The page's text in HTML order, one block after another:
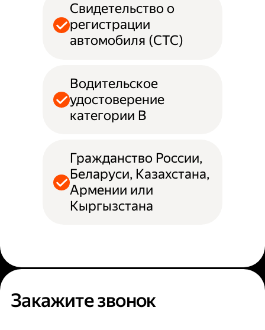
Свидетельство о
регистрации
автомобиля (СТС)
Водительское
удостоверение
категории B
Гражданство России,
Беларуси, Казахстана,
Армении или
Кыргызстана
Закажите звонок